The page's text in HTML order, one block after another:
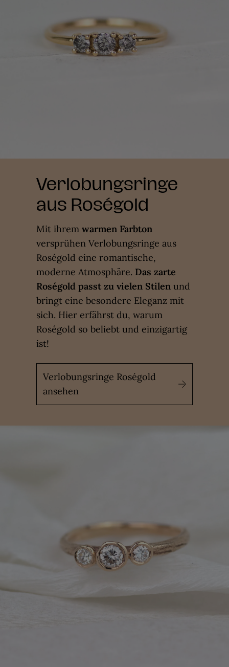
Verlobungsringe
aus Roségold
Mit ihrem warmen Farbton
versprühen Verlobungsringe aus
Roségold eine romantische,
moderne Atmosphäre. Das zarte
Roségold passt zu vielen Stilen und
bringt eine besondere Eleganz mit
sich. Hier erfährst du, warum
Roségold so beliebt und einzigartig
ist!
Verlobungsringe Roségold
ansehen